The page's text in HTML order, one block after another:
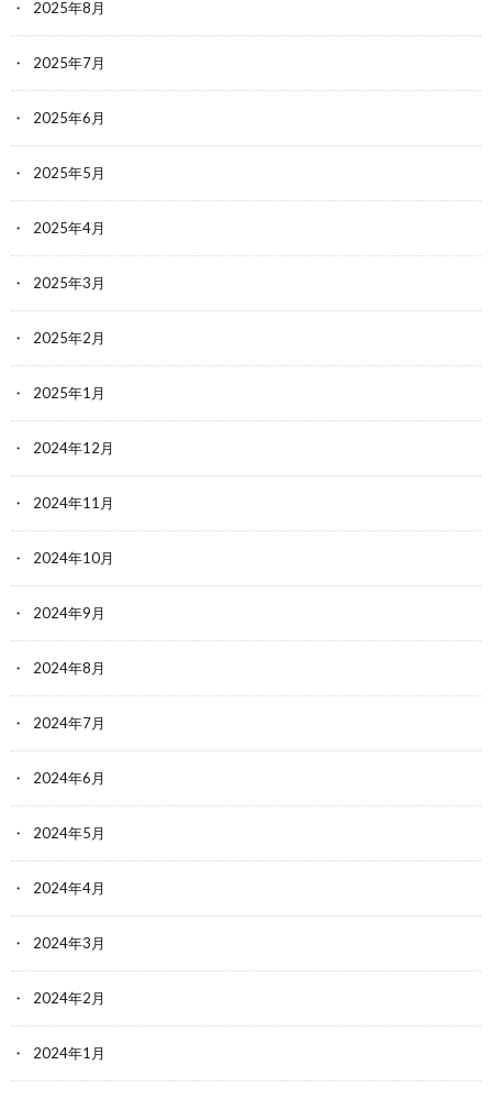
2025年8月
2025年7月
2025年6月
2025年5月
2025年4月
2025年3月
2025年2月
2025年1月
2024年12月
2024年11月
2024年10月
2024年9月
2024年8月
2024年7月
2024年6月
2024年5月
2024年4月
2024年3月
2024年2月
2024年1月